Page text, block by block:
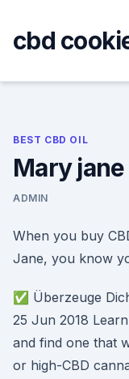
content
cbd
BEST CBD OIL
Mary
ADMIN
When you buy
Jane, you know
✅ Überzeuge
25 Jun 2018
and find one that
or high-CBD